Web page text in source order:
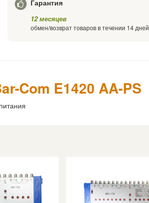
Гарантия
12 месяцев
обмен/возврат товаров в течении 14 дней
Com E1420 AA-PS